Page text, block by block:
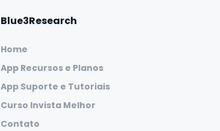
Blue3Research
Home
App Recursos e Planos
App Suporte e Tutoriais
Curso Invista Melhor
Contato